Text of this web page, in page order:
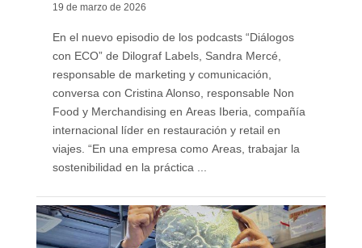
19 de marzo de 2026
En el nuevo episodio de los podcasts “Diálogos
con ECO” de Dilograf Labels, Sandra Mercé,
responsable de marketing y comunicación,
conversa con Cristina Alonso, responsable Non
Food y Merchandising en Areas Iberia, compañía
internacional líder en restauración y retail en
viajes. “En una empresa como Areas, trabajar la
sostenibilidad en la práctica ...